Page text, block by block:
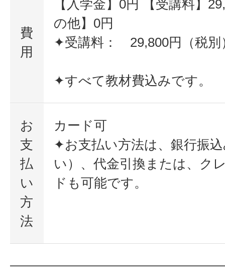
費
用
【入学金】0円 【受講料】
の他】0円
✦受講料： 29,800円（税別
✦すべて教材費込みです。
お
支
払
い
方
法
カード可
✦お支払い方法は、銀行振
い）、代金引換または、ク
ドも可能です。